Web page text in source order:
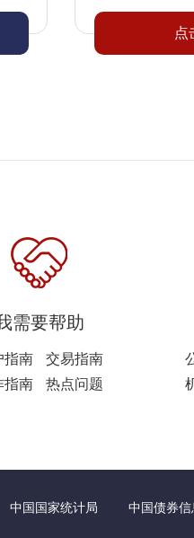
点
需要帮助
指南
交易指南
指南
热点问题
中国国家统计局 中国债券信